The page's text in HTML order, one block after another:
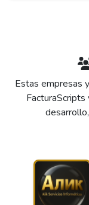
Estas empresas